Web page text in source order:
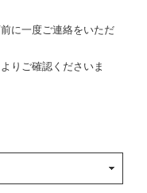
に一度ご連絡をいただ
りご確認くださいま